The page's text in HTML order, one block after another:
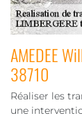
AMEDEE
38710
Réaliser les
une